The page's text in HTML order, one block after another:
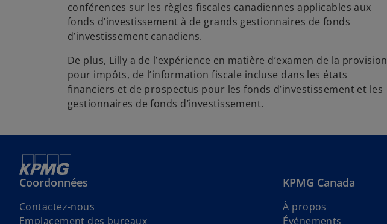
conférences sur les règles fiscales canadiennes applicables aux
fonds d’investissement à de grands gestionnaires de fonds
d’investissement canadiens.
De plus, Lilly a de l’expérience en matière d’examen de la provision
pour impôts, de l’information fiscale incluse dans les états
financiers et de prospectus pour les fonds d’investissement et les
gestionnaires de fonds d’investissement.
Coordonnées
Contactez-nous
Emplacement des bureaux
KPMG Canada
À propos
Événements